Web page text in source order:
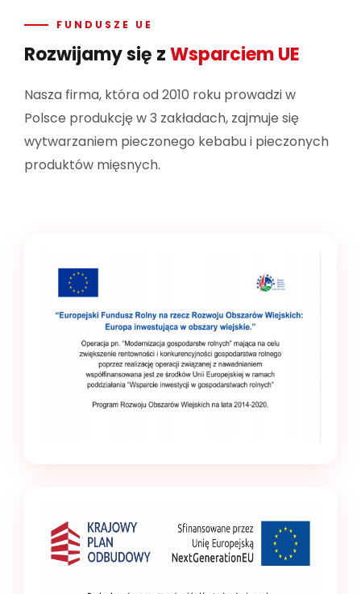
Pieczony Kebab
Surowy Kebab
USŁUGI
BLOG
Zrównoważony Rozwój
Odpowiedzialność Społeczna
Kontakt
FUNDUSZE UE
Rozwijamy się zWsparciem UE
Nasza firma, która od 2010 roku prowadzi w
Polsce produkcję w 3 zakładach, zajmuje się
wytwarzaniem pieczonego kebabu i pieczonych
produktów mięsnych.